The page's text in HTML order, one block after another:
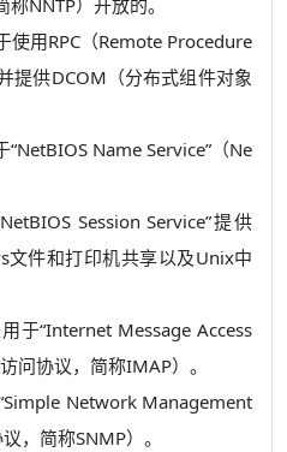
NNTP）开放的。
用RPC（Remote Procedure
提供DCOM（分布式组件对象
Name Service”（Ne
Session Service”提供
文件和打印机共享以及Unix中
于“Internet Message Access
问协议，简称IMAP）。
Network Management
，简称SNMP）。